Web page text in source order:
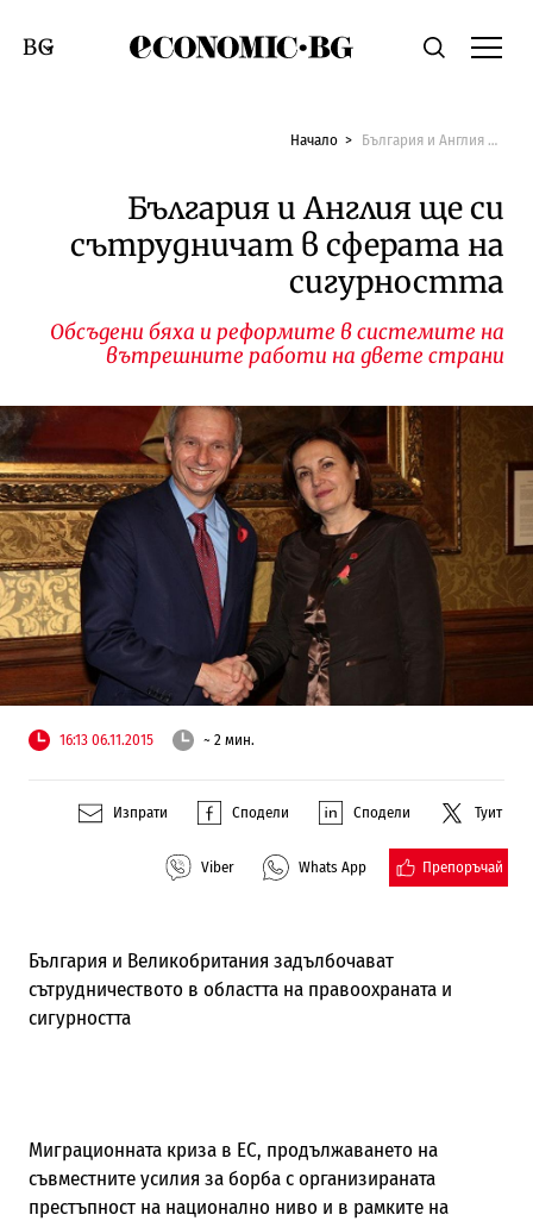
Economic.bgТърсене
Смяна на език
Начало България и Англия ще си сътрудничат в сферата на сигурността
България и Англия ще си
сътрудничат в сферата на
сигурността
Обсъдени бяха и реформите в системите на
вътрешните работи на двете страни
16:13 06.11.2015 ~ 2 мин.
Изпрати Сподели Сподели Туит
Viber Whats App Препоръчай
България и Великобритания задълбочават
сътрудничеството в областта на правоохраната и
сигурността
Миграционната криза в ЕС, продължаването на
съвместните усилия за борба с организираната
престъпност на национално ниво и в рамките на